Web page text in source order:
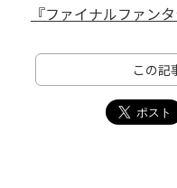
『ファイナルファン
この記